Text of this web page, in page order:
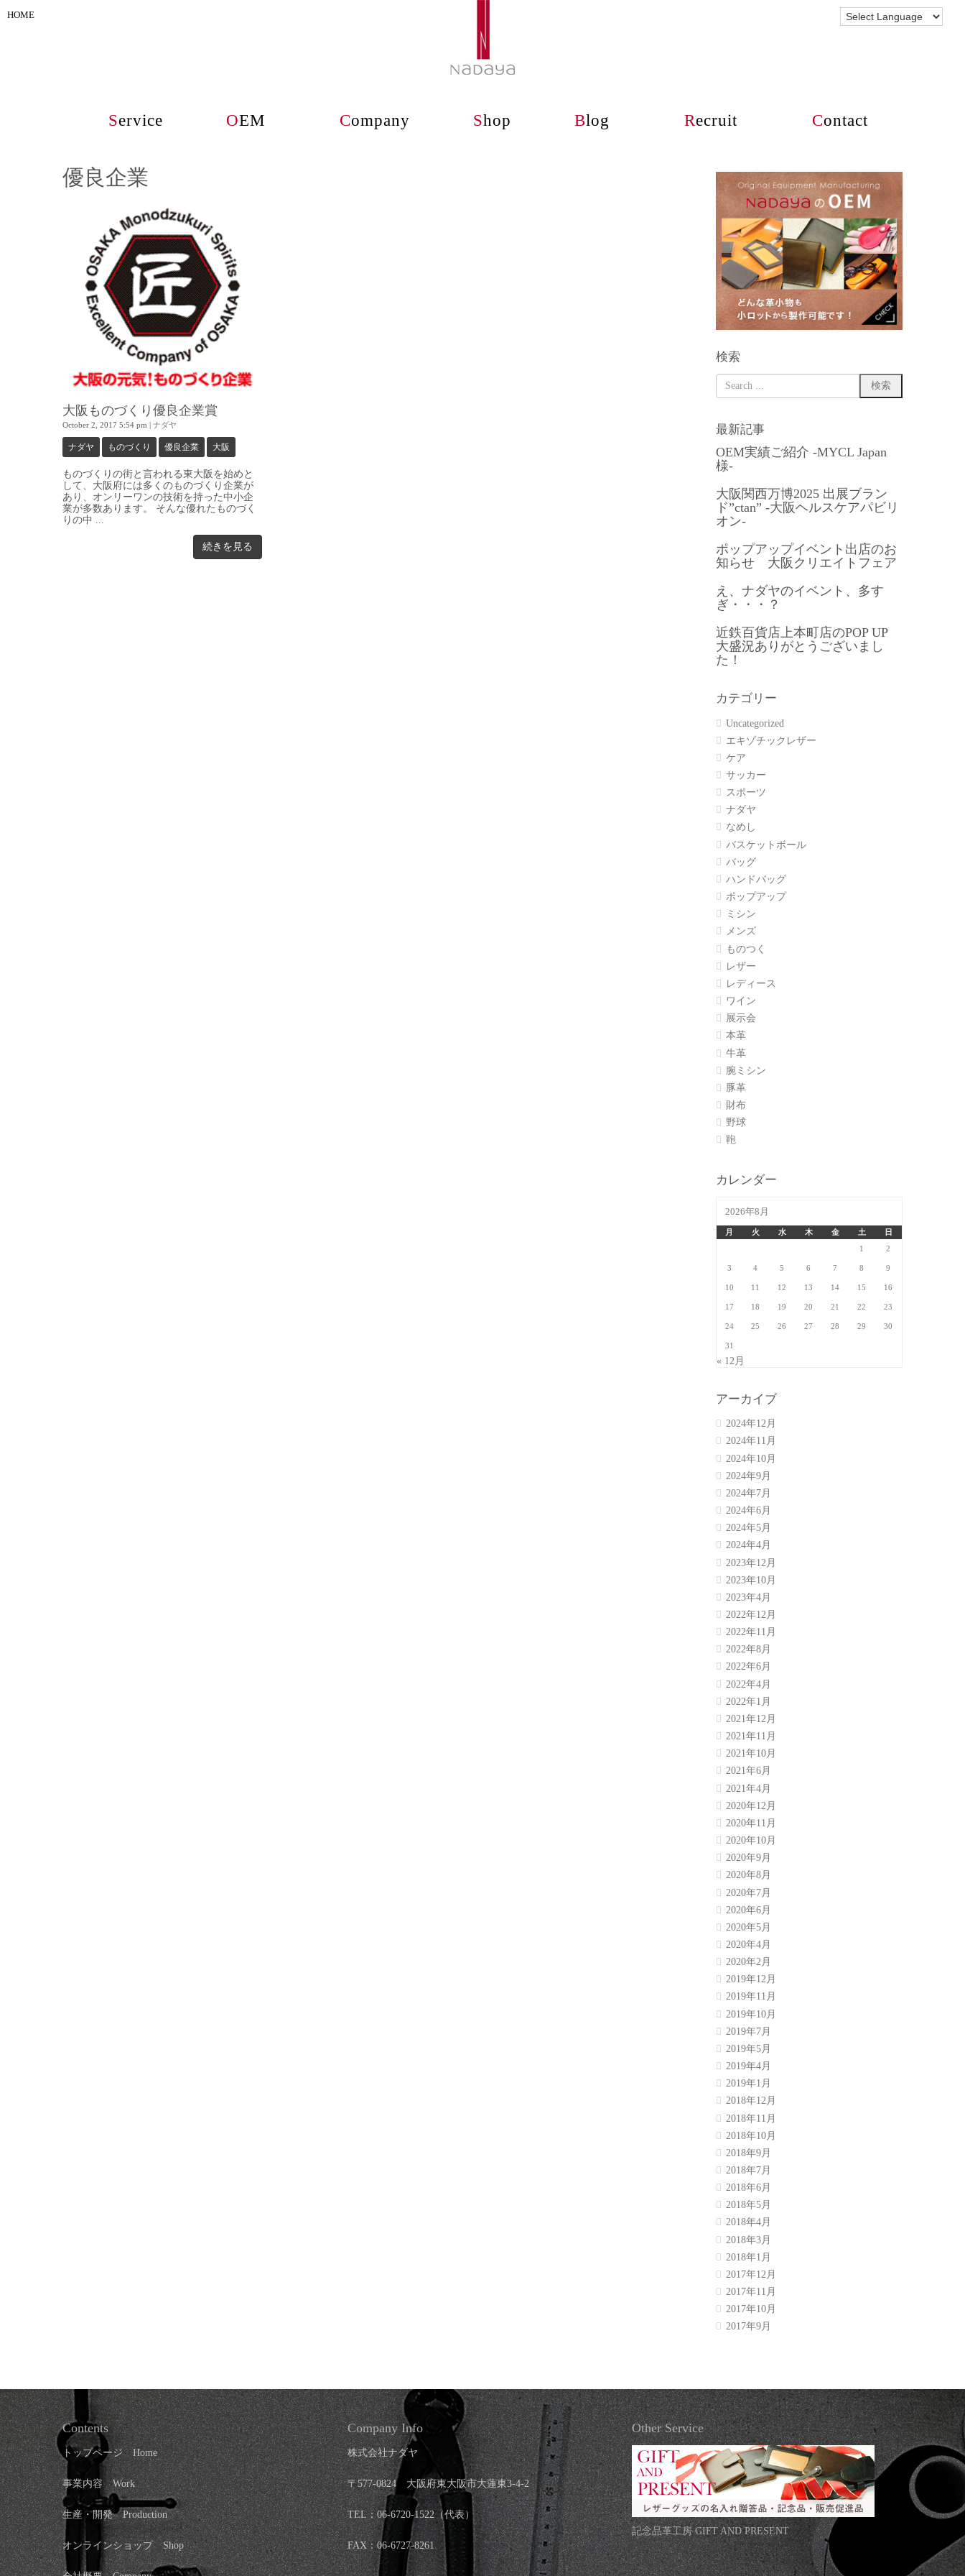
HOME
Service OEM Company Shop Blog Recruit Contact
優良企業
大阪ものづくり優良企業賞
October 2, 2017 5:54 pm | ナダヤ
ナダヤ ものづくり 優良企業 大阪
ものづくりの街と言われる東大阪を始めと
して、大阪府には多くのものづくり企業が
あり、オンリーワンの技術を持った中小企
業が多数あります。 そんな優れたものづく
りの中 ...
続きを見る
検索
最新記事
OEM実績ご紹介 -MYCL Japan
様-
大阪関西万博2025 出展ブラン
ド”ctan” -大阪ヘルスケアパビリ
オン-
ポップアップイベント出店のお
知らせ 大阪クリエイトフェア
え、ナダヤのイベント、多す
ぎ・・・？
近鉄百貨店上本町店のPOP UP
大盛況ありがとうございまし
た！
カテゴリー
Uncategorized
エキゾチックレザー
ケア
サッカー
スポーツ
ナダヤ
なめし
バスケットボール
バッグ
ハンドバッグ
ポップアップ
ミシン
メンズ
ものつく
レザー
レディース
ワイン
展示会
本革
牛革
腕ミシン
豚革
財布
野球
鞄
カレンダー
2026年8月
月 火 水 木 金 土
日
1
2
3 4 5 6 7 8 9
10 11 12 13 14 15 16
17 18 19 20 21 22 23
24 25 26 27 28 29 30
31
« 12月
アーカイブ
2024年12月
2024年11月
2024年10月
2024年9月
2024年7月
2024年6月
2024年5月
2024年4月
2023年12月
2023年10月
2023年4月
2022年12月
2022年11月
2022年8月
2022年6月
2022年4月
2022年1月
2021年12月
2021年11月
2021年10月
2021年6月
2021年4月
2020年12月
2020年11月
2020年10月
2020年9月
2020年8月
2020年7月
2020年6月
2020年5月
2020年4月
2020年2月
2019年12月
2019年11月
2019年10月
2019年7月
2019年5月
2019年4月
2019年1月
2018年12月
2018年11月
2018年10月
2018年9月
2018年7月
2018年6月
2018年5月
2018年4月
2018年3月
2018年1月
2017年12月
2017年11月
2017年10月
2017年9月
Contents
トップページHome
事業内容 Work
生産・開発 Production
オンラインショップShop
Company Info
株式会社ナダヤ
〒577-0824 大阪府東大阪市大蓮東3-4-2
TEL：06-6720-1522（代表）
FAX：06-6727-8261
Other Service
記念品革工房 GIFT AND PRESENT